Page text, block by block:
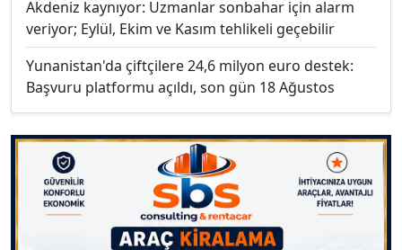
Akdeniz kaynıyor: Uzmanlar sonbahar için alarm
veriyor; Eylül, Ekim ve Kasım tehlikeli geçebilir
Yunanistan'da çiftçilere 24,6 milyon euro destek:
Başvuru platformu açıldı, son gün 18 Ağustos